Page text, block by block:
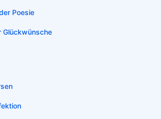
Poesie
Glückwünsche